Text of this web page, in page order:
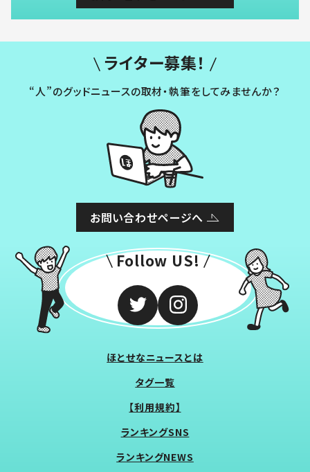
ライター募集！
“人”のグッドニュースの取材・執筆をしてみませんか？
お問い合わせページへ
Follow US!
ほとせなニュースとは
タグ一覧
【利用規約】
ランキングSNS
ランキングNEWS